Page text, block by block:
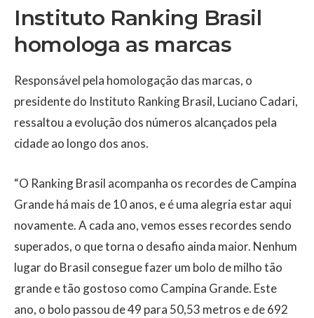
Instituto Ranking Brasil
homologa as marcas
Responsável pela homologação das marcas, o
presidente do Instituto Ranking Brasil, Luciano Cadari,
ressaltou a evolução dos números alcançados pela
cidade ao longo dos anos.
“O Ranking Brasil acompanha os recordes de Campina
Grande há mais de 10 anos, e é uma alegria estar aqui
novamente. A cada ano, vemos esses recordes sendo
superados, o que torna o desafio ainda maior. Nenhum
lugar do Brasil consegue fazer um bolo de milho tão
grande e tão gostoso como Campina Grande. Este
ano, o bolo passou de 49 para 50,53 metros e de 692